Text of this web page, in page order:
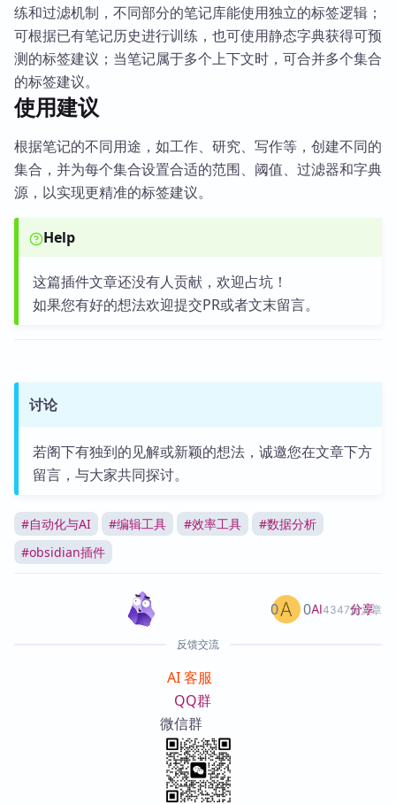
练和过滤机制，不同部分的笔记库能使用独立的标签逻辑；
可根据已有笔记历史进行训练，也可使用静态字典获得可预
测的标签建议；当笔记属于多个上下文时，可合并多个集合
的标签建议。
使用建议
根据笔记的不同用途，如工作、研究、写作等，创建不同的
集合，并为每个集合设置合适的范围、阈值、过滤器和字典
源，以实现更精准的标签建议。
Help
这篇插件文章还没有人贡献，欢迎占坑！
如果您有好的想法欢迎提交PR或者文末留言。
讨论
若阁下有独到的见解或新颖的想法，诚邀您在文章下方
留言，与大家共同探讨。
#自动化与AI #编辑工具 #效率工具 #数据分析
#obsidian插件
AI4347篇文章
0 0 分享
反馈交流
AI 客服
QQ群
微信群